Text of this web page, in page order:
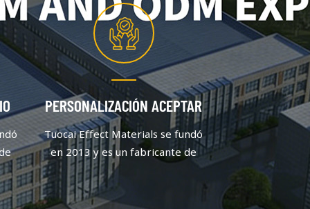
PERSONALIZACIÓN ACEPTAR
Tuocai Effect Materials se fundó
en 2013 y es un fabricante de
pigmentos de aluminio que se
centra en la calidad y la
innovación. Después de un